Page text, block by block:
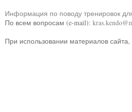
Информация по поводу тренировок
По всем вопросам (e-mail):
При использовании материалов